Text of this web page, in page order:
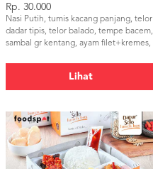
Rp. 30.000
Nasi Putih, tumis kacang panjang, telor
dadar tipis, telor balado, tempe bacem,
sambal gr kentang, ayam filet+kremes,
Lihat